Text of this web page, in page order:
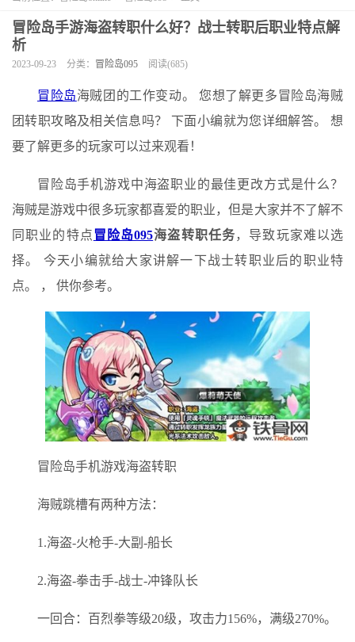
冒险岛手游海盗转职什么好？战士转职后职业特点解
析
2023-09-23 分类： 冒险岛095 阅读(685)
冒险岛海贼团的工作变动。 您想了解更多冒险岛海贼
团转职攻略及相关信息吗？ 下面小编就为您详细解答。 想
要了解更多的玩家可以过来观看！
冒险岛手机游戏中海盗职业的最佳更改方式是什么？
海贼是游戏中很多玩家都喜爱的职业，但是大家并不了解不
同职业的特点冒险岛095海盗转职任务，导致玩家难以选
择。 今天小编就给大家讲解一下战士转职业后的职业特
点。 ， 供你参考。
冒险岛手机游戏海盗转职
海贼跳槽有两种方法：
1.海盗-火枪手-大副-船长
2.海盗-拳击手-战士-冲锋队长
一回合：百烈拳等级20级，攻击力156%，满级270%。